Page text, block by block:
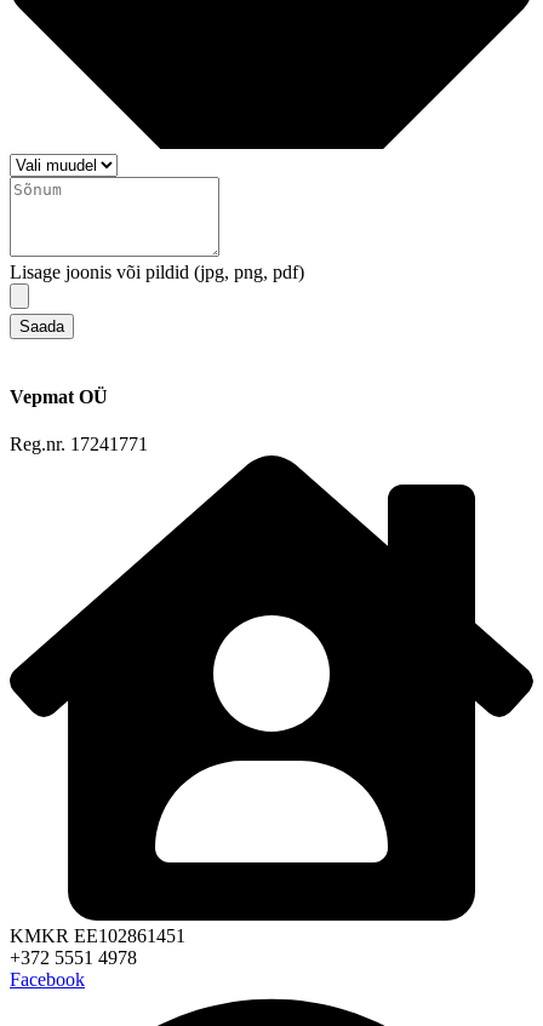
Lisage joonis või pildid (jpg, png, pdf)
Saada
Vepmat OÜ
Reg.nr. 17241771
KMKR EE102861451
+372 5551 4978
Facebook